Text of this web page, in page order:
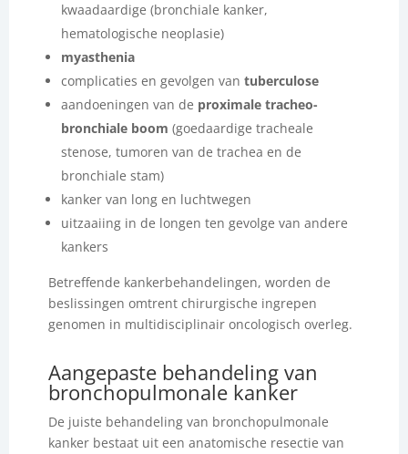
kwaadaardige (bronchiale kanker,
hematologische neoplasie)
myasthenia
complicaties en gevolgen van tuberculose
aandoeningen van de proximale tracheo-
bronchiale boom (goedaardige tracheale
stenose, tumoren van de trachea en de
bronchiale stam)
kanker van long en luchtwegen
uitzaaiing in de longen ten gevolge van andere
kankers
Betreffende kankerbehandelingen, worden de
beslissingen omtrent chirurgische ingrepen
genomen in multidisciplinair oncologisch overleg.
Aangepaste behandeling van
bronchopulmonale kanker
De juiste behandeling van bronchopulmonale
kanker bestaat uit een anatomische resectie van